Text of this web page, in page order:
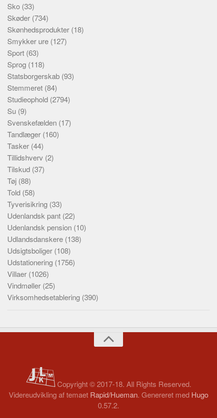
Sko (33)
Skøder (734)
Skønhedsprodukter (18)
Smykker ure (127)
Sport (63)
Sprog (118)
Statsborgerskab (93)
Stemmeret (84)
Studieophold (2794)
Su (9)
Svenskefælden (17)
Tandlæger (160)
Tasker (44)
Tillidshverv (2)
Tilskud (37)
Tøj (88)
Told (58)
Tyverisikring (33)
Udenlandsk pant (22)
Udenlandsk pension (10)
Udlandsdanskere (138)
Udsigtsboliger (108)
Udstationering (1756)
Villaer (1026)
Vindmøller (25)
Virksomhedsetablering (390)
Copyright © 2017-18. All Rights Reserved.
Videreudvikling af temaet Rapid/Hueman. Genereret med Hugo
0.57.2.